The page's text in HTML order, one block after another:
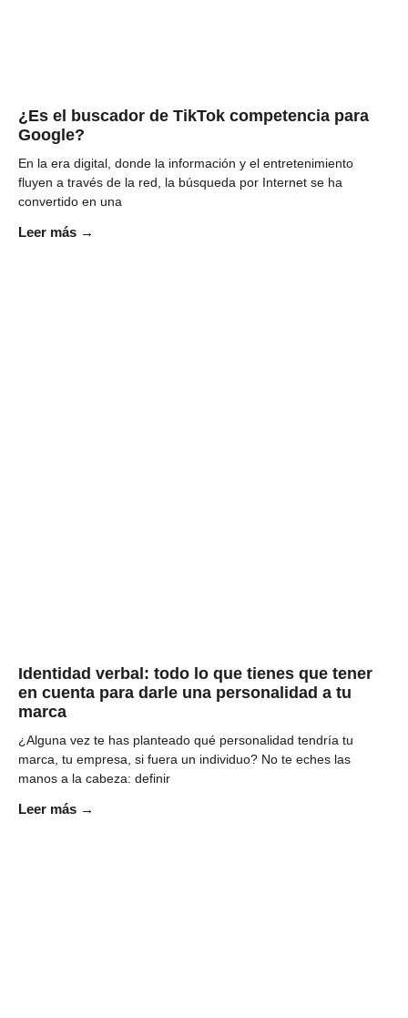
¿Es el buscador de TikTok competencia para
Google?
En la era digital, donde la información y el entretenimiento
fluyen a través de la red, la búsqueda por Internet se ha
convertido en una
Leer más →
Identidad verbal: todo lo que tienes que tener
en cuenta para darle una personalidad a tu
marca
¿Alguna vez te has planteado qué personalidad tendría tu
marca, tu empresa, si fuera un individuo? No te eches las
manos a la cabeza: definir
Leer más →